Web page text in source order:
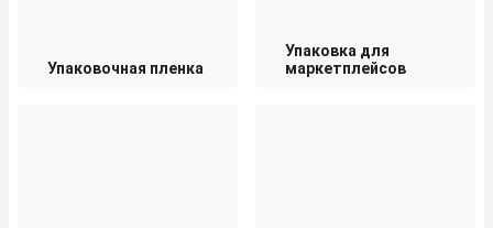
Упаковочная пленка
Упаковка для
маркетплейсов